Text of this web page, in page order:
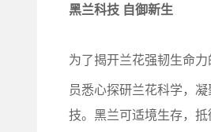
黑兰科技 自御新生
为了揭开兰花强韧生命
员悉心探研兰花科学，
技。黑兰可适境生存，